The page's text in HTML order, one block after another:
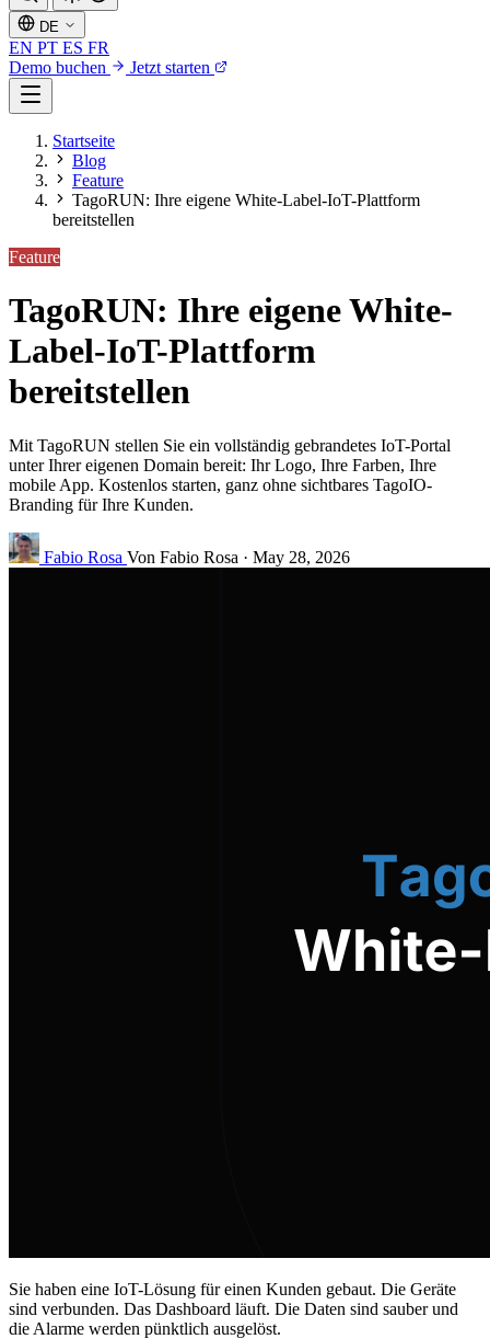
DE
EN PT ES FR
Demo buchen
Jetzt starten
Startseite
Blog
Feature
TagoRUN: Ihre eigene White-Label-IoT-Plattform
bereitstellen
Feature
TagoRUN: Ihre eigene White-
Label-IoT-Plattform
bereitstellen
Mit TagoRUN stellen Sie ein vollständig gebrandetes IoT-Portal
unter Ihrer eigenen Domain bereit: Ihr Logo, Ihre Farben, Ihre
mobile App. Kostenlos starten, ganz ohne sichtbares TagoIO-
Branding für Ihre Kunden.
Fabio Rosa Von Fabio Rosa · May 28, 2026
Sie haben eine IoT-Lösung für einen Kunden gebaut. Die Geräte
sind verbunden. Das Dashboard läuft. Die Daten sind sauber und
die Alarme werden pünktlich ausgelöst.